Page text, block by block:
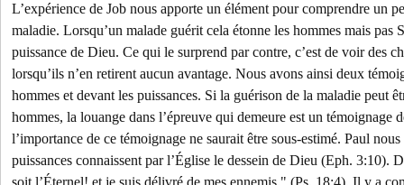
L’expérience de Job nous apporte un élément pour comprendre un
maladie. Lorsqu’un malade guérit cela étonne les hommes mais pas
puissance de Dieu. Ce qui le surprend par contre, c’est de voir des
lorsqu’ils n’en retirent aucun avantage. Nous avons ainsi deux
hommes et devant les puissances. Si la guérison de la maladie peut
hommes, la louange dans l’épreuve qui demeure est un témoignage
l’importance de ce témoignage ne saurait être sous-estimé. Paul
puissances connaissent par l’Église le dessein de Dieu (Eph. 3:10).
soit l’Éternel! et je suis délivré de mes ennemis." (Ps. 18:4). Il y a